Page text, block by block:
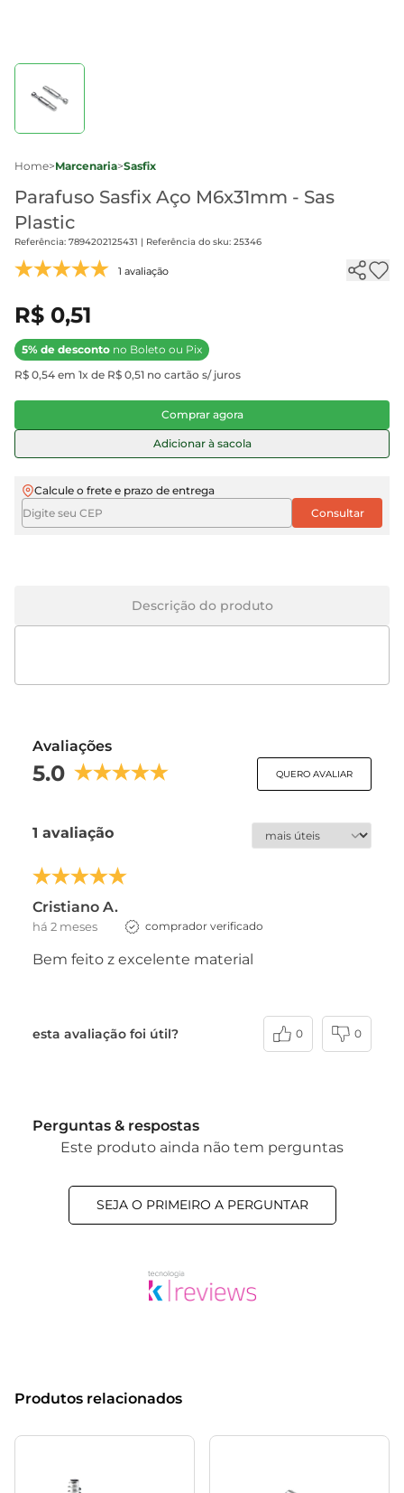
Home>Marcenaria>Sasfix
Parafuso Sasfix Aço M6x31mm - Sas
Plastic
Referência: 7894202125431 | Referência do sku: 25346
1 avaliação
R$ 0,51
5% de desconto no Boleto ou Pix
R$ 0,54 em 1x de R$ 0,51 no cartão s/ juros
Comprar agora
Adicionar à sacola
Calcule o frete e prazo de entrega
Descrição do produto
Avaliações
5.0 QUERO AVALIAR
1 avaliação
Cristiano A.
há 2 meses comprador verificado
Bem feito z excelente material
esta avaliação foi útil? 0 0
Perguntas & respostas
Este produto ainda não tem perguntas
SEJA O PRIMEIRO A PERGUNTAR
Produtos relacionados